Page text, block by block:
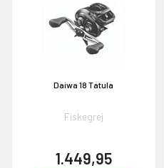
Daiwa 18 Tatula
Fiskegrej
1.449,95